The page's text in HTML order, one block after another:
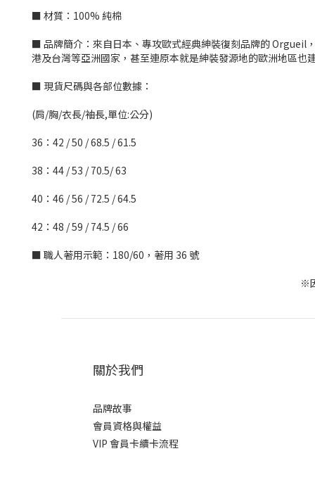
■ 材質：100% 純棉
■ 品牌簡介：來自日本、專攻歐式經典紳裝復刻品牌的 Orgueil
港及台灣等亞洲國家，甚至連原本就是紳裝發源地的歐洲地區
■ 現貨尺碼與各部位數據：
(肩/胸/衣長/袖長,單位:公分)
36：42 / 50 / 68.5 / 61.5
38：44 / 53 / 70.5/ 63
40：46 / 56 / 72.5 / 64.5
42：48 / 59 / 74.5 / 66
■ 職人著用示範：180/60，著用 36 號
※
關於我們
品牌故事
會員資格與權益
VIP 會員卡續卡流程